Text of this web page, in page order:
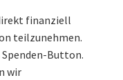
finanziell
teilzunehmen.
Spenden-Button.
wir